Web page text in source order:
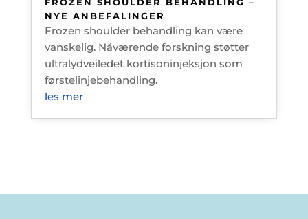
FROZEN SHOULDER BEHANDLING –
NYE ANBEFALINGER
Frozen shoulder behandling kan være
vanskelig. Nåværende forskning støtter
ultralydveiledet kortisoninjeksjon som
førstelinjebehandling.
les mer